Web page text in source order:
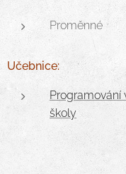
Proměnné
Učebnice:
Programování
školy